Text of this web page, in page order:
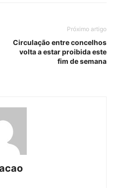
Próximo artigo
Circulação entre concelhos
volta a estar proibida este
fim de semana